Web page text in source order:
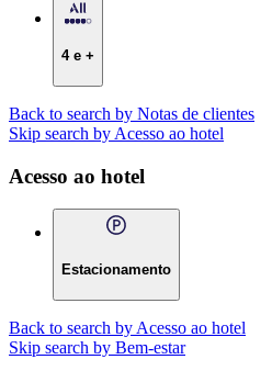
4 e +
Back to search by Notas de clientes
Skip search by Acesso ao hotel
Acesso ao hotel
Estacionamento
Back to search by Acesso ao hotel
Skip search by Bem-estar